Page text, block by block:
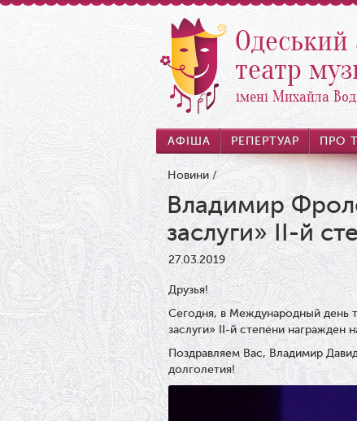
Одеський
театр
імені Михайла
АФІША РЕПЕРТУАР ПРО
Новини /
Владимир
заслуги» II-й
27.03.2019
Друзья!
Сегодня, в Международный день
заслуги» II-й степени награжден
Поздравляем Вас, Владимир
долголетия!